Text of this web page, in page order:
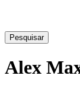
Pesquisar
Alex